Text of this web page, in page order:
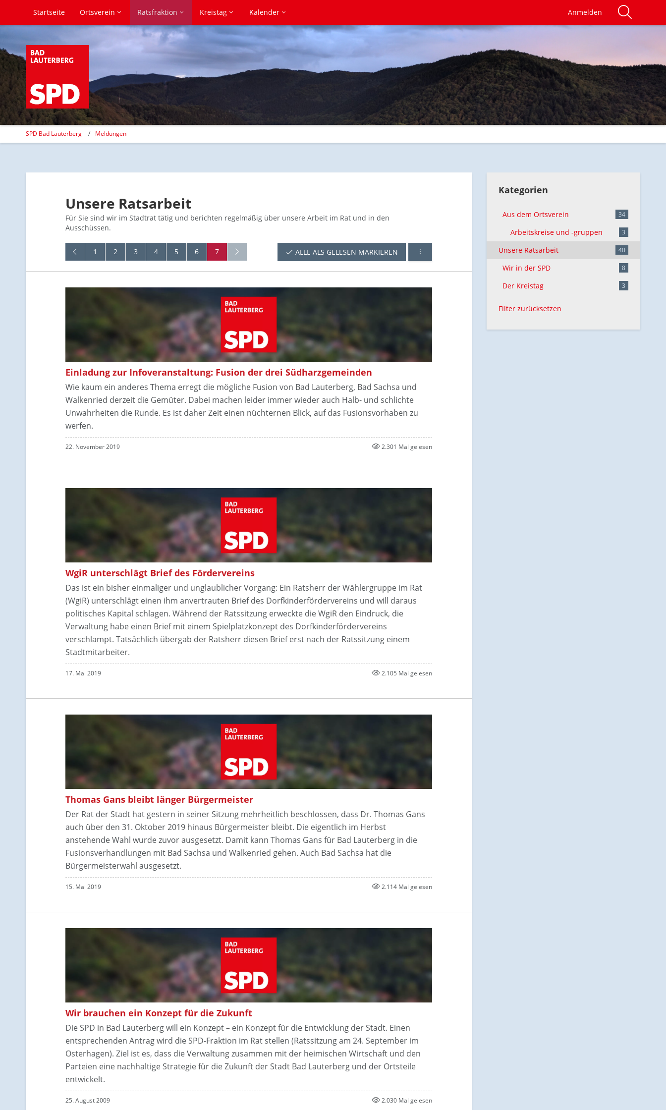
Startseite Ortsverein Ratsfraktion Kreistag Kalender Anmelden
SPD Bad Lauterberg Meldungen
Unsere Ratsarbeit
Für Sie sind wir im Stadtrat tätig und berichten regelmäßig über unsere Arbeit im Rat und in den
Ausschüssen.
1 2 3 4 5 6 7 ALLE ALS GELESEN MARKIEREN
Einladung zur Infoveranstaltung: Fusion der drei Südharzgemeinden
Wie kaum ein anderes Thema erregt die mögliche Fusion von Bad Lauterberg, Bad Sachsa und
Walkenried derzeit die Gemüter. Dabei machen leider immer wieder auch Halb- und schlichte
Unwahrheiten die Runde. Es ist daher Zeit einen nüchternen Blick, auf das Fusionsvorhaben zu
werfen.
22. November 2019 2.301 Mal gelesen
WgiR unterschlägt Brief des Fördervereins
Das ist ein bisher einmaliger und unglaublicher Vorgang: Ein Ratsherr der Wählergruppe im Rat
(WgiR) unterschlägt einen ihm anvertrauten Brief des Dorfkinderfördervereins und will daraus
politisches Kapital schlagen. Während der Ratssitzung erweckte die WgiR den Eindruck, die
Verwaltung habe einen Brief mit einem Spielplatzkonzept des Dorfkinderfördervereins
verschlampt. Tatsächlich übergab der Ratsherr diesen Brief erst nach der Ratssitzung einem
Stadtmitarbeiter.
17. Mai 2019 2.105 Mal gelesen
Thomas Gans bleibt länger Bürgermeister
Der Rat der Stadt hat gestern in seiner Sitzung mehrheitlich beschlossen, dass Dr. Thomas Gans
auch über den 31. Oktober 2019 hinaus Bürgermeister bleibt. Die eigentlich im Herbst
anstehende Wahl wurde zuvor ausgesetzt. Damit kann Thomas Gans für Bad Lauterberg in die
Fusionsverhandlungen mit Bad Sachsa und Walkenried gehen. Auch Bad Sachsa hat die
Bürgermeisterwahl ausgesetzt.
15. Mai 2019 2.114 Mal gelesen
Wir brauchen ein Konzept für die Zukunft
Die SPD in Bad Lauterberg will ein Konzept – ein Konzept für die Entwicklung der Stadt. Einen
entsprechenden Antrag wird die SPD-Fraktion im Rat stellen (Ratssitzung am 24. September im
Osterhagen). Ziel ist es, dass die Verwaltung zusammen mit der heimischen Wirtschaft und den
Parteien eine nachhaltige Strategie für die Zukunft der Stadt Bad Lauterberg und der Ortsteile
entwickelt.
25. August 2009 2.030 Mal gelesen
Kategorien
Aus dem Ortsverein 34
Arbeitskreise und -gruppen 3
Unsere Ratsarbeit 40
Wir in der SPD 8
Der Kreistag 3
Filter zurücksetzen